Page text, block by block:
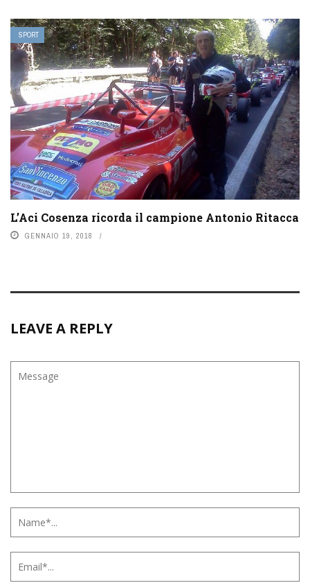
SPORT
L’Aci Cosenza ricorda il campione Antonio Ritacca
GENNAIO 19, 2018
LEAVE A REPLY